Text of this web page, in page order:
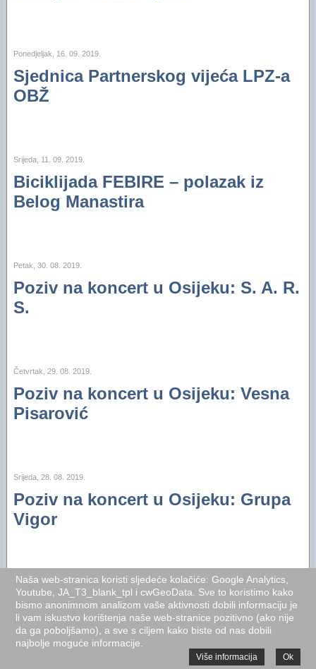
Ponedjeljak, 16. 09. 2019.
Sjednica Partnerskog vijeća LPZ-a
OBŽ
Srijeda, 11. 09. 2019.
Biciklijada FEBIRE – polazak iz
Belog Manastira
Petak, 30. 08. 2019.
Poziv na koncert u Osijeku: S. A. R.
S.
Četvrtak, 29. 08. 2019.
Poziv na koncert u Osijeku: Vesna
Pisarović
Srijeda, 28. 08. 2019.
Poziv na koncert u Osijeku: Grupa
Vigor
Utorak, 27. 08. 2019.
Poziv na koncert u Osijeku: "Vatra"
Naša web-stranica koristi sljedeće kolačiće: Google Analytics,
Youtube, JA_T3_blank_tpl i cwGeoData. Sve to koristimo kako
bismo anonimnom analizom vaše aktivnosti dobili informaciju je
li vam iskustvo korištenja naše web-stranice pozitivno (ako nije
da ga poboljšamo), a sve s ciljem kako biste od nas dobili
najbolje moguće informacije.
Više informacija Ok